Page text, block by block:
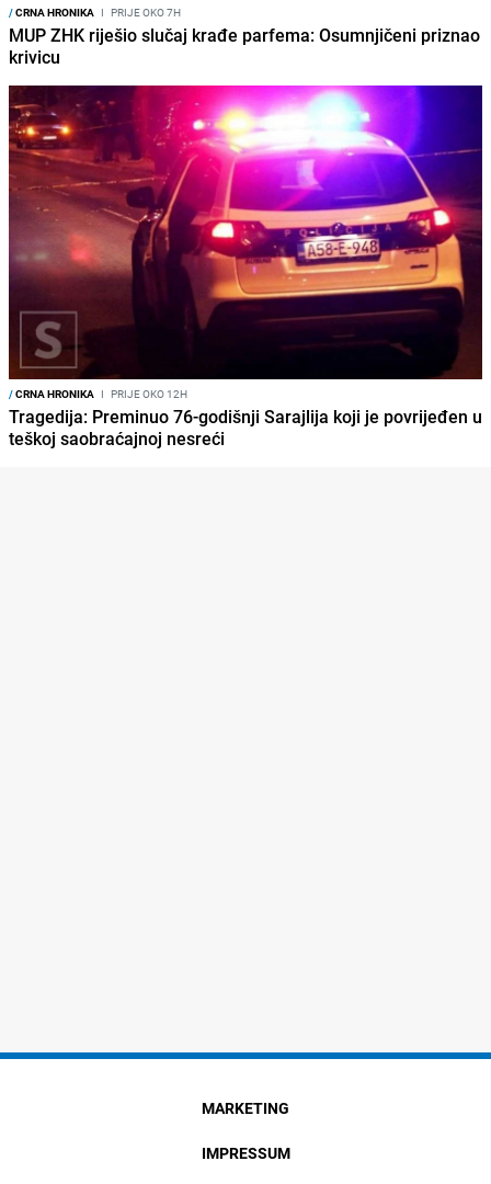
/CRNA HRONIKA I PRIJE OKO 7H
MUP ZHK riješio slučaj krađe parfema: Osumnjičeni priznao
krivicu
/CRNA HRONIKA I PRIJE OKO 12H
Tragedija: Preminuo 76-godišnji Sarajlija koji je povrijeđen u
teškoj saobraćajnoj nesreći
MARKETING
IMPRESSUM